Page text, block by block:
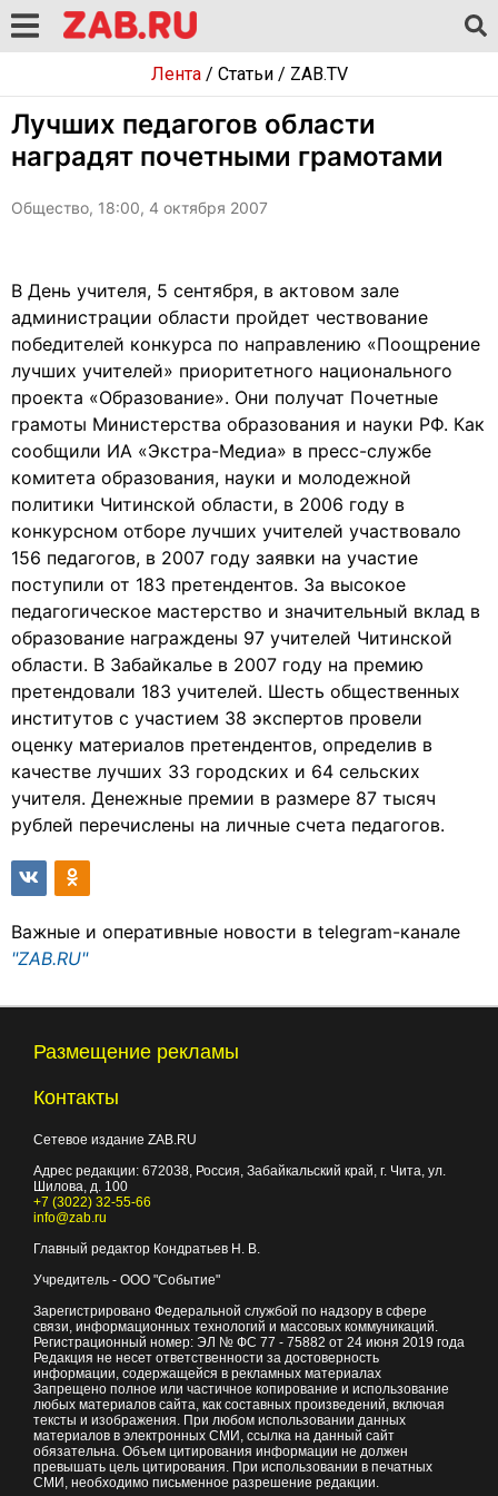
Лента/ Статьи/ ZAB.TV
Лучших педагогов области
наградят почетными грамотами
Общество, 18:00, 4 октября 2007
В День учителя, 5 сентября, в актовом зале
администрации области пройдет чествование
победителей конкурса по направлению «Поощрение
лучших учителей» приоритетного национального
проекта «Образование». Они получат Почетные
грамоты Министерства образования и науки РФ. Как
сообщили ИА «Экстра-Медиа» в пресс-службе
комитета образования, науки и молодежной
политики Читинской области, в 2006 году в
конкурсном отборе лучших учителей участвовало
156 педагогов, в 2007 году заявки на участие
поступили от 183 претендентов. За высокое
педагогическое мастерство и значительный вклад в
образование награждены 97 учителей Читинской
области. В Забайкалье в 2007 году на премию
претендовали 183 учителей. Шесть общественных
институтов с участием 38 экспертов провели
оценку материалов претендентов, определив в
качестве лучших 33 городских и 64 сельских
учителя. Денежные премии в размере 87 тысяч
рублей перечислены на личные счета педагогов.
Важные и оперативные новости в telegram-канале
"ZAB.RU"
Размещение рекламы
Контакты
Сетевое издание ZAB.RU
Адрес редакции: 672038, Россия, Забайкальский край, г. Чита, ул.
Шилова, д. 100
+7 (3022) 32-55-66
info@zab.ru
Главный редактор Кондратьев Н. В.
Учредитель - ООО "Событие"
Зарегистрировано Федеральной службой по надзору в сфере
связи, информационных технологий и массовых коммуникаций.
Регистрационный номер: ЭЛ № ФС 77 - 75882 от 24 июня 2019 года
Редакция не несет ответственности за достоверность
информации, содержащейся в рекламных материалах
Запрещено полное или частичное копирование и использование
любых материалов сайта, как составных произведений, включая
тексты и изображения. При любом использовании данных
материалов в электронных СМИ, ссылка на данный сайт
обязательна. Объем цитирования информации не должен
превышать цель цитирования. При использовании в печатных
СМИ, необходимо письменное разрешение редакции.